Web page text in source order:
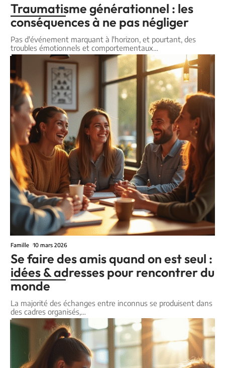
Traumatisme générationnel : les
conséquences à ne pas négliger
Pas d'événement marquant à l'horizon, et pourtant, des
troubles émotionnels et comportementaux…
Famille 10 mars 2026
Se faire des amis quand on est seul :
idées & adresses pour rencontrer du
monde
La majorité des échanges entre inconnus se produisent dans
des cadres organisés,